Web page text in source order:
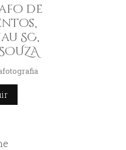
de
SC,